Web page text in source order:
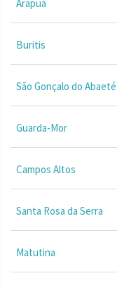
Arapuá
Buritis
São Gonçalo do Abaeté
Guarda-Mor
Campos Altos
Santa Rosa da Serra
Matutina